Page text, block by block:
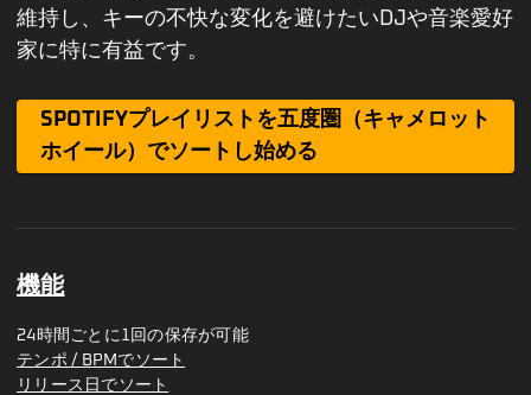
維持し、キーの不快な変化を避けたいDJや音楽愛好
家に特に有益です。
SPOTIFYプレイリストを五度圏（キャメロット
ホイール）でソートし始める
機能
24時間ごとに1回の保存が可能
テンポ / BPMでソート
リリース日でソート